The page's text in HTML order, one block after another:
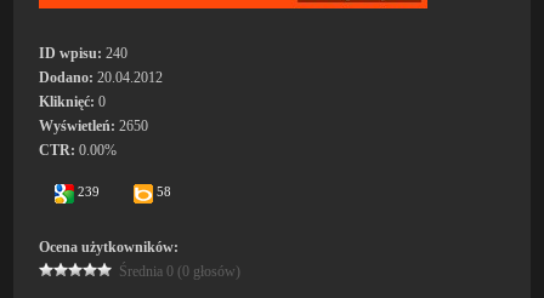
ID wpisu: 240
Dodano: 20.04.2012
Kliknięć: 0
Wyświetleń: 2650
CTR: 0.00%
239 58
Ocena użytkowników:
Średnia 0 (0 głosów)